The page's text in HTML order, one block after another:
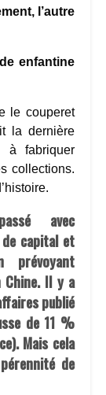
l’autre
enfantine
le couperet
la dernière
à fabriquer
collections.
avec
capital et
Chine. Il y a
publié
de 11 %
Mais cela
de